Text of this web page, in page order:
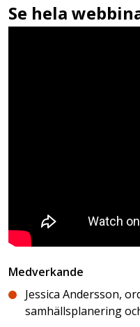
Se hela
Medverkande
Jessica Andersson,
samhällsplanering